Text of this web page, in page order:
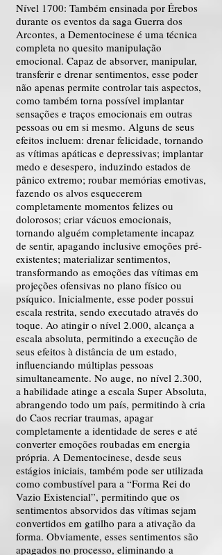
Nível 1700: Também ensinada por Érebos
durante os eventos da saga Guerra dos
Arcontes, a Dementocinese é uma técnica
completa no quesito manipulação
emocional. Capaz de absorver, manipular,
transferir e drenar sentimentos, esse poder
não apenas permite controlar tais aspectos,
como também torna possível implantar
sensações e traços emocionais em outras
pessoas ou em si mesmo. Alguns de seus
efeitos incluem: drenar felicidade, tornando
as vítimas apáticas e depressivas; implantar
medo e desespero, induzindo estados de
pânico extremo; roubar memórias emotivas,
fazendo os alvos esquecerem
completamente momentos felizes ou
dolorosos; criar vácuos emocionais,
tornando alguém completamente incapaz
de sentir, apagando inclusive emoções pré-
existentes; materializar sentimentos,
transformando as emoções das vítimas em
projeções ofensivas no plano físico ou
psíquico. Inicialmente, esse poder possui
escala restrita, sendo executado através do
toque. Ao atingir o nível 2.000, alcança a
escala absoluta, permitindo a execução de
seus efeitos à distância de um estado,
influenciando múltiplas pessoas
simultaneamente. No auge, no nível 2.300,
a habilidade atinge a escala Super Absoluta,
abrangendo todo um país, permitindo à cria
do Caos recriar traumas, apagar
completamente a identidade de seres e até
converter emoções roubadas em energia
própria. A Dementocinese, desde seus
estágios iniciais, também pode ser utilizada
como combustível para a “Forma Rei do
Vazio Existencial”, permitindo que os
sentimentos absorvidos das vítimas sejam
convertidos em gatilho para a ativação da
forma. Obviamente, esses sentimentos são
apagados no processo, eliminando a